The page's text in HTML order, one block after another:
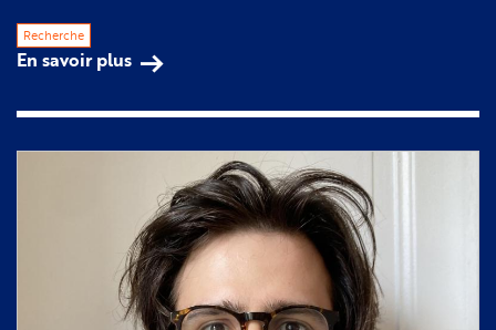
Recherche
En savoir plus
Lancement
projets
Recherche
2026
!